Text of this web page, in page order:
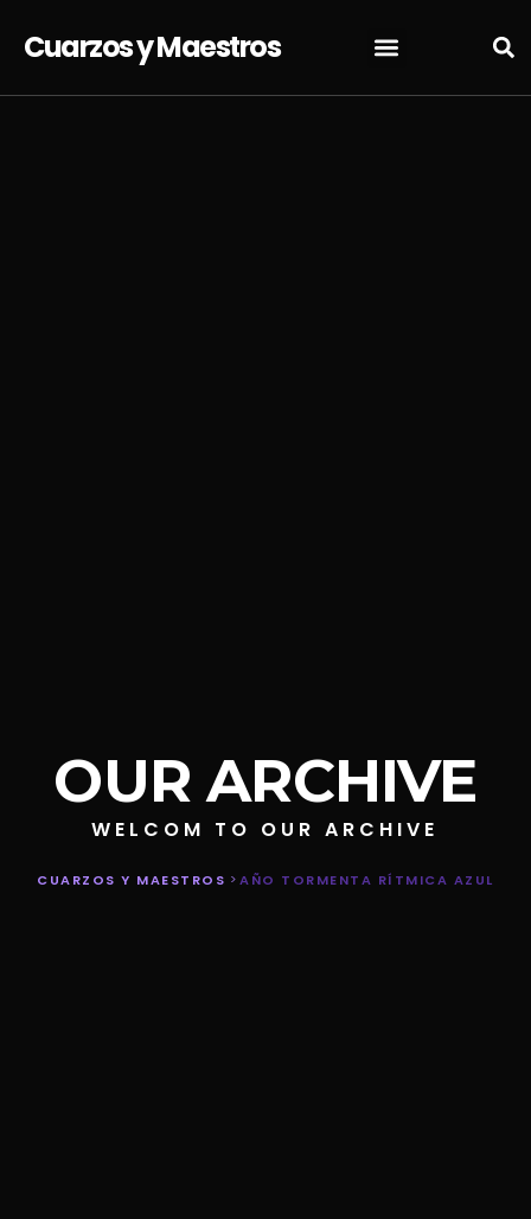
Cuarzos y Maestros
OUR ARCHIVE
WELCOM TO OUR ARCHIVE
CUARZOS Y MAESTROS >AÑO TORMENTA RÍTMICA AZUL